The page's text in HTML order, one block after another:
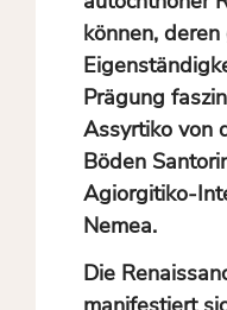
können,
Prägung
Assyrtiko von
Böden
Agiorgitiko-
Nemea.
Die